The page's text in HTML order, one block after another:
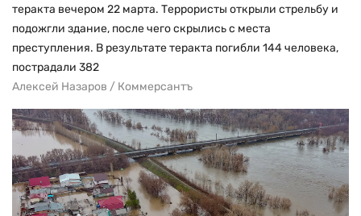
теракта вечером 22 марта. Террористы открыли стрельбу и
подожгли здание, после чего скрылись с места
преступления. В результате теракта погибли 144 человека,
пострадали 382
Алексей Назаров / Коммерсантъ